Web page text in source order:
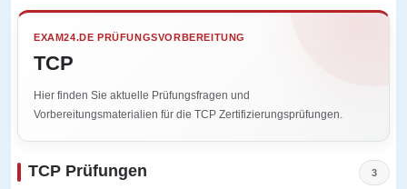
EXAM24.DE PRÜFUNGSVORBEREITUNG
TCP
Hier finden Sie aktuelle Prüfungsfragen und
Vorbereitungsmaterialien für die TCP Zertifizierungsprüfungen.
TCP Prüfungen 3